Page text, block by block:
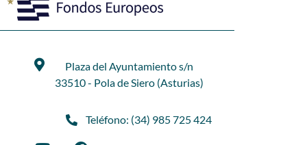
Plaza del Ayuntamiento s/n
33510 - Pola de Siero (Asturias)
Teléfono: (34) 985 725 424